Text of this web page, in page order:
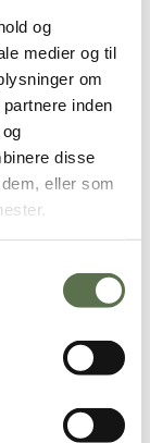
og
medier og til
om
inden
disse
eller som
gær)
i en skål, og